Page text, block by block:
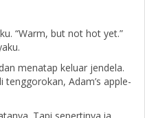
“Warm, but not hot yet.”
menatap keluar jendela.
Adam’s apple-